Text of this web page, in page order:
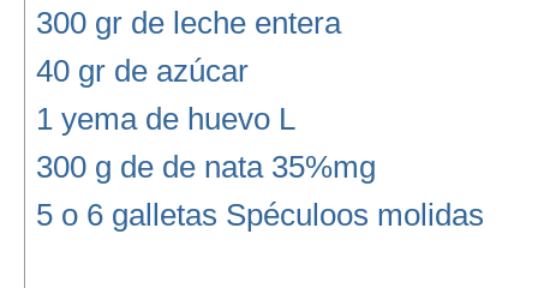
300 gr de leche entera
40 gr de azúcar
1 yema de huevo L
300 g de de nata 35%mg
5 o 6 galletas Spéculoos molidas